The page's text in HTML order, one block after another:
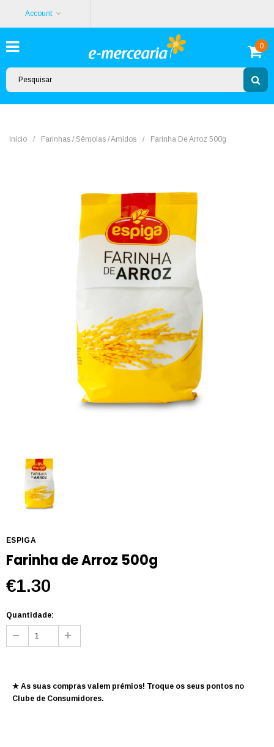
Account
0
Início / Farinhas / Sêmolas / Amidos / Farinha De Arroz 500g
ESPIGA
Farinha de Arroz 500g
€1.30
Quantidade:
★ As suas compras valem prémios! Troque os seus pontos no
Clube de Consumidores.